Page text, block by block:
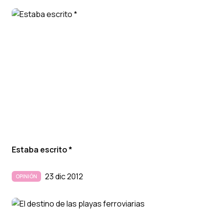
Estaba escrito *
OPINIÓN 23 dic 2012